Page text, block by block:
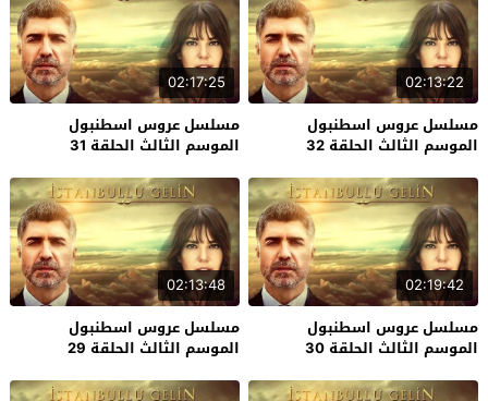
02:13:22
مسلسل عروس اسطنبول
الموسم الثالث الحلقة 32
02:17:25
مسلسل عروس اسطنبول
الموسم الثالث الحلقة 31
02:19:42
مسلسل عروس اسطنبول
الموسم الثالث الحلقة 30
02:13:48
مسلسل عروس اسطنبول
الموسم الثالث الحلقة 29